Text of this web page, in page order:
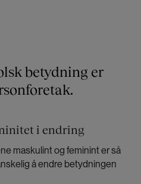
betydning er
i endring
maskulint og feminint er så
å endre betydningen